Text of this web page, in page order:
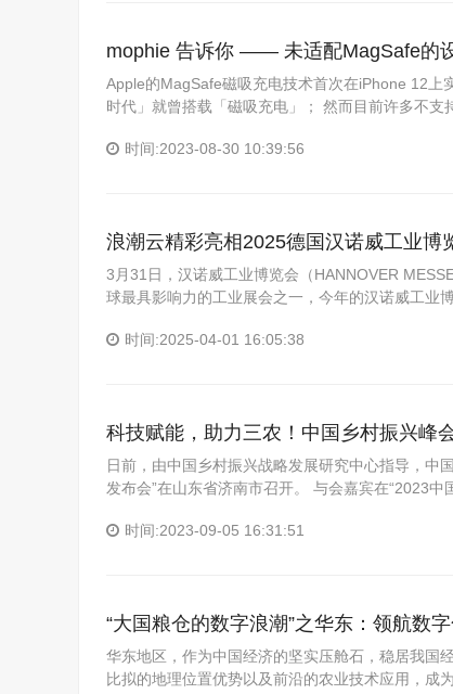
mophie 告诉你 —— 未适配MagSafe的
Apple的MagSafe磁吸充电技术首次在iPhone 12上
时代」就曾搭载「磁吸充电」； 然而目前许多不
时间:2023-08-30 10:39:56
浪潮云精彩亮相2025德国汉诺威工业博
3月31日，汉诺威工业博览会（HANNOVER
球最具影响力的工业展会之一，今年的汉诺威工业
时间:2025-04-01 16:05:38
科技赋能，助力三农！中国乡村振兴峰
日前，由中国乡村振兴战略发展研究中心指导，中
发布会”在山东省济南市召开。 与会嘉宾在“2023
时间:2023-09-05 16:31:51
“大国粮仓的数字浪潮”之华东：领航数
华东地区，作为中国经济的坚实压舱石，稳居我国
比拟的地理位置优势以及前沿的农业技术应用，